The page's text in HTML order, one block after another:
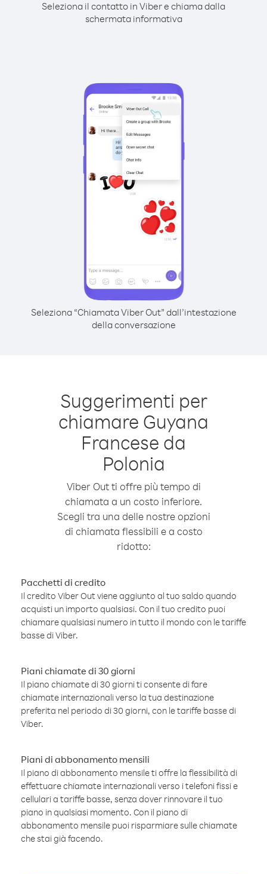
Seleziona il contatto in Viber e chiama dalla
schermata informativa
Seleziona “Chiamata Viber Out” dall’intestazione
della conversazione
Suggerimenti per
chiamare Guyana
Francese da
Polonia
Viber Out ti offre più tempo di
chiamata a un costo inferiore.
Scegli tra una delle nostre opzioni
di chiamata flessibili e a costo
ridotto:
Pacchetti di credito
Il credito Viber Out viene aggiunto al tuo saldo quando
acquisti un importo qualsiasi. Con il tuo credito puoi
chiamare qualsiasi numero in tutto il mondo con le tariffe
basse di Viber.
Piani chiamate di 30 giorni
Il piano chiamate di 30 giorni ti consente di fare
chiamate internazionali verso la tua destinazione
preferita nel periodo di 30 giorni, con le tariffe basse di
Viber.
Piani di abbonamento mensili
Il piano di abbonamento mensile ti offre la flessibilità di
effettuare chiamate internazionali verso i telefoni fissi e
cellulari a tariffe basse, senza dover rinnovare il tuo
piano in qualsiasi momento. Con il piano di
abbonamento mensile puoi risparmiare sulle chiamate
che stai già facendo.